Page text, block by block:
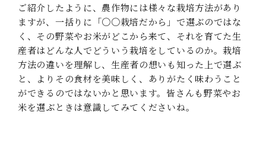
ご紹介したように、農作物には様々な栽培方法があり
ますが、一括りに「〇〇栽培だから」で選ぶのではな
く、その野菜やお米がどこから来て、それを育てた生
産者はどんな人でどういう栽培をしているのか。栽培
方法の違いを理解し、生産者の想いも知った上で選ぶ
と、よりその食材を美味しく、ありがたく味わうこと
ができるのではないかと思います。皆さんも野菜やお
米を選ぶときは意識してみてくださいね。